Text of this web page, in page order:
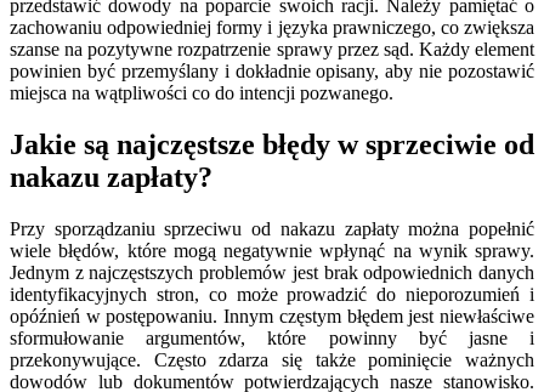
przedstawić dowody na poparcie swoich racji. Należy pamiętać o
zachowaniu odpowiedniej formy i języka prawniczego, co zwiększa
szanse na pozytywne rozpatrzenie sprawy przez sąd. Każdy element
powinien być przemyślany i dokładnie opisany, aby nie pozostawić
miejsca na wątpliwości co do intencji pozwanego.
Jakie są najczęstsze błędy w sprzeciwie od
nakazu zapłaty?
Przy sporządzaniu sprzeciwu od nakazu zapłaty można popełnić
wiele błędów, które mogą negatywnie wpłynąć na wynik sprawy.
Jednym z najczęstszych problemów jest brak odpowiednich danych
identyfikacyjnych stron, co może prowadzić do nieporozumień i
opóźnień w postępowaniu. Innym częstym błędem jest niewłaściwe
sformułowanie argumentów, które powinny być jasne i
przekonywujące. Często zdarza się także pominięcie ważnych
dowodów lub dokumentów potwierdzających nasze stanowisko.